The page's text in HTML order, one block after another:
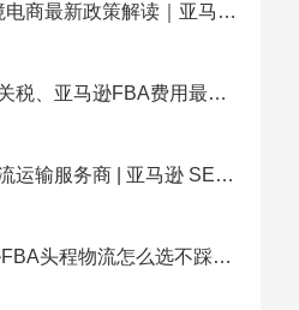
2026 年跨境电商最新政策解读｜亚马逊卖家必看：合规、成本与物流新机遇
美国海运、关税、亚马逊FBA费用最新政策解读与应对策略（2026版）
专业FBA物流运输服务商 | 亚马逊 SEND 官方合作伙伴纽酷国际物流
2026亚马逊FBA头程物流怎么选不踩坑？SEND/FIST/SPN官方认证物流商，只有这家敢承诺“准达率第一”